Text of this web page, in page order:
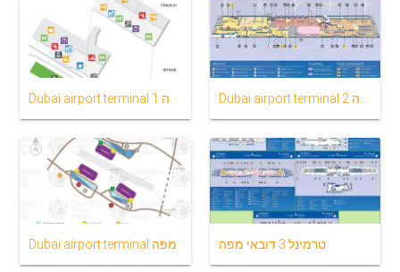
Dubai airport terminal מפה טרמינל 3 דובאי מפה